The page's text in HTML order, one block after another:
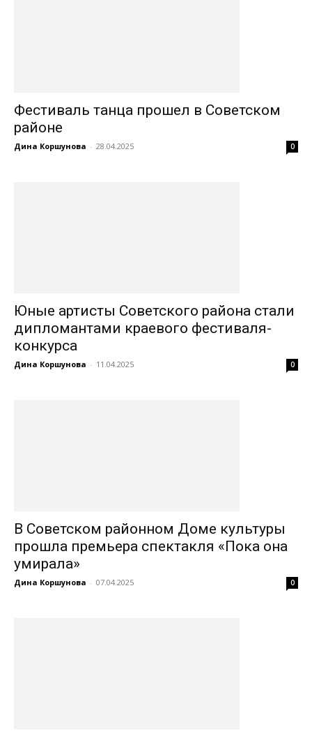
Фестиваль танца прошел в Советском
районе
Дина Коршунова - 28.04.2025 0
Юные артисты Советского района стали
дипломантами краевого фестиваля-
конкурса
Дина Коршунова - 11.04.2025 0
В Советском районном Доме культуры
прошла премьера спектакля «Пока она
умирала»
Дина Коршунова - 07.04.2025 0